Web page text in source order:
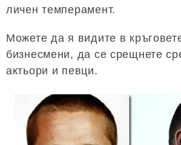
личен темперамент.
Можете да я видите в
бизнесмени, да се срещнете
актьори и певци.